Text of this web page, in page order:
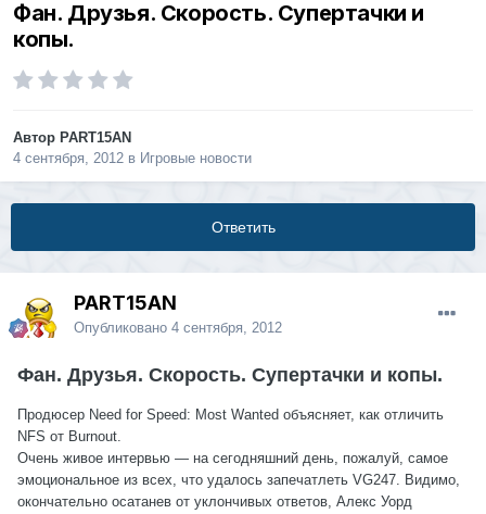
Фан. Друзья. Скорость. Супертачки и
копы.
Автор PART15AN
4 сентября, 2012 в Игровые новости
Ответить
PART15AN
Опубликовано 4 сентября, 2012
Фан. Друзья. Скорость. Супертачки и копы.
Продюсер Need for Speed: Most Wanted объясняет, как отличить
NFS от Burnout.
Очень живое интервью — на сегодняшний день, пожалуй, самое
эмоциональное из всех, что удалось запечатлеть VG247. Видимо,
окончательно осатанев от уклончивых ответов, Алекс Уорд